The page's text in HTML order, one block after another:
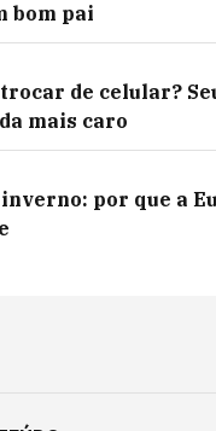
bom pai
de celular?
mais caro
por que a